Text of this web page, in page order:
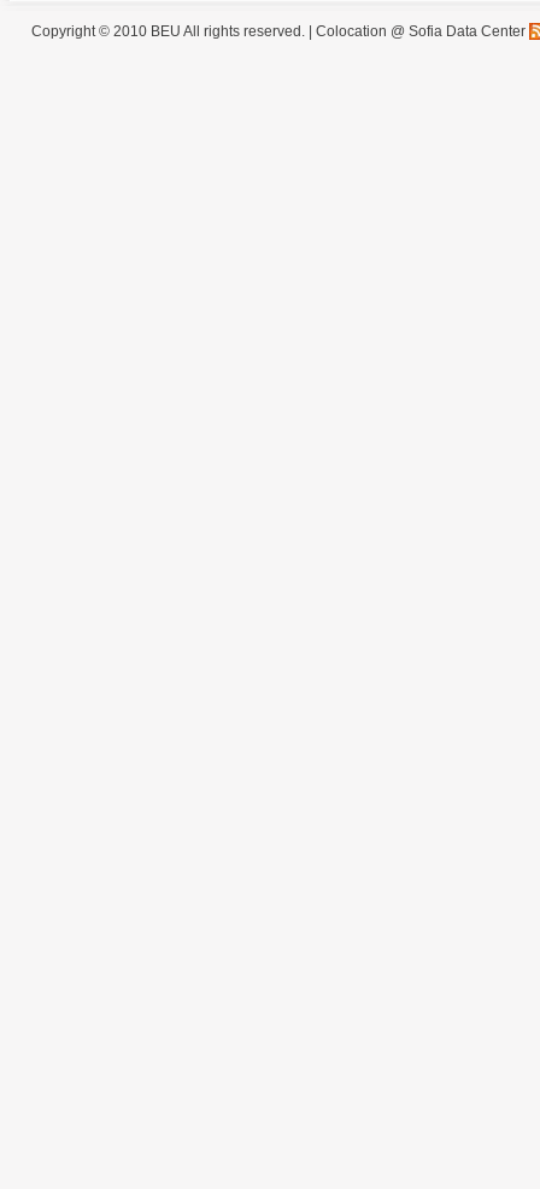
Copyright © 2010 BEU All rights reserved. | Colocation @ Sofia Data Center